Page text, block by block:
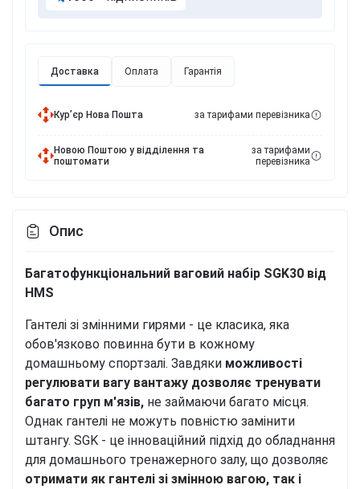
Доставка Оплата Гарантія
Курʼєр Нова Пошта за тарифами перевізника
Новою Поштою у відділення та
поштомати
за тарифами
перевізника
Опис
Багатофункціональний ваговий набір SGK30 від
HMS
Гантелі зі змінними гирями - це класика, яка
обов'язково повинна бути в кожному
домашньому спортзалі. Завдяки можливості
регулювати вагу вантажу дозволяє тренувати
багато груп м'язів, не займаючи багато місця.
Однак гантелі не можуть повністю замінити
штангу. SGK - це інноваційний підхід до обладнання
для домашнього тренажерного залу, що дозволяє
отримати як гантелі зі змінною вагою, так і